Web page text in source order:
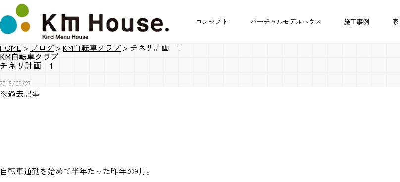
コンセプト バーチャルモデルハウス 施工事例
HOME > ブログ > KM自転車クラブ > チネリ計画 1
KM自転車クラブ
チネリ計画 1
2016/09/27
※過去記事
自転車通勤を始めて半年たった昨年の9月。